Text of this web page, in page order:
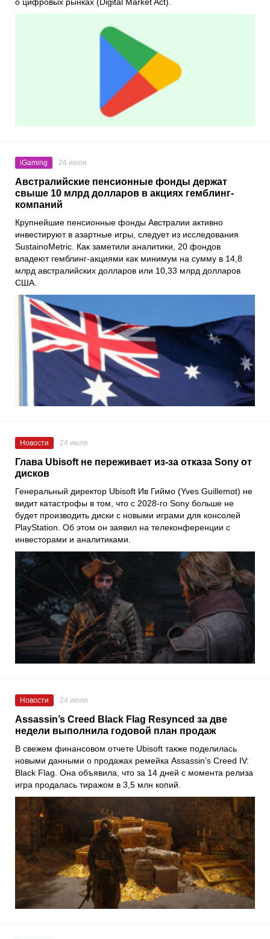
iGaming 24 июля
Австралийские пенсионные фонды держат
свыше 10 млрд долларов в акциях гемблинг-
компаний
Крупнейшие пенсионные фонды Австралии активно
инвестируют в азартные игры, следует из исследования
SustainoMetric. Как заметили аналитики, 20 фондов
владеют гемблинг-акциями как минимум на сумму в 14,8
млрд австралийских долларов или 10,33 млрд долларов
США.
Новости 24 июля
Глава Ubisoft не переживает из-за отказа Sony от
дисков
Генеральный директор Ubisoft Ив Гиймо (Yves Guillemot) не
видит катастрофы в том, что с 2028-го Sony больше не
будет производить диски с новыми играми для консолей
PlayStation. Об этом он заявил на телеконференции с
инвесторами и аналитиками.
Новости 24 июля
Assassin’s Creed Black Flag Resynced за две
недели выполнила годовой план продаж
В свежем финансовом отчете Ubisoft также поделилась
новыми данными о продажах ремейка Assassin’s Creed IV:
Black Flag. Она объявила, что за 14 дней с момента релиза
игра продалась тиражом в 3,5 млн копий.